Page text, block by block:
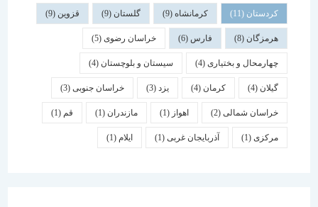
کردستان(11) کرمانشاه(9) گلستان (9) قزوین
هرمزگان(8) فارس خراسان رضوی(5)
چهارمحال و بختیاری (4) سیستان و بلوچستان(4)
کرمان یزد خراسان جنوبی(3)
خراسان شمالی(2) اهواز مازندران(1) قم
(1) آذربایجان غربی(1) ایلام